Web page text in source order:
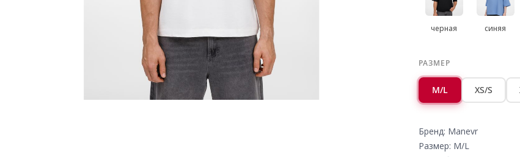
черная синяя
РАЗМЕР
M/L XS/S
Бренд: Manevr
Размер: M/L